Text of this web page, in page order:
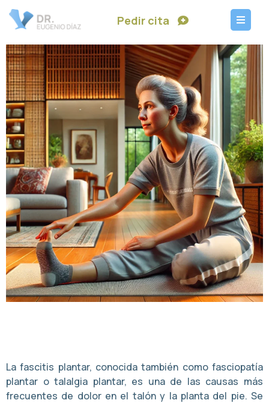
Pedir cita
La fascitis plantar, conocida también como fasciopatía
plantar o talalgia plantar, es una de las causas más
frecuentes de dolor en el talón y la planta del pie. Se